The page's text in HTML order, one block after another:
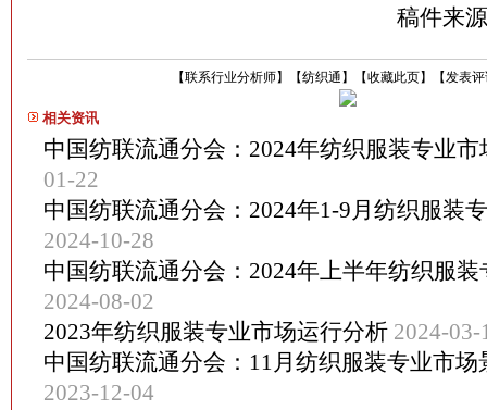
稿件来
【发表
【收藏此页】
【纺织通 】
【联系行业分析师】
相关资讯
中国纺联流通分会：2024年纺织服装专业市
01-22
中国纺联流通分会：2024年1-9月纺织服装
2024-10-28
中国纺联流通分会：2024年上半年纺织服
2024-08-02
2023年纺织服装专业市场运行分析 2024-03-
中国纺联流通分会：11月纺织服装专业市
2023-12-04